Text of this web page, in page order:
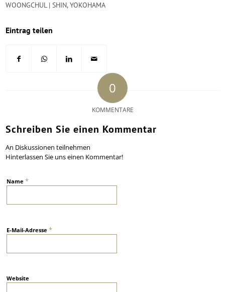
WOONGCHUL | SHIN,YOKOHAMA
Eintrag teilen
0
KOMMENTARE
Schreiben Sie einen Kommentar
An Diskussionen teilnehmen
Hinterlassen Sie uns einen Kommentar!
Name*
E-Mail-Adresse*
Website